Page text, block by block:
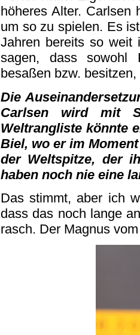
höheres Alter. Carlsen
um so zu spielen. Es
Jahren bereits so weit
sagen, dass sowohl
besaßen bzw.
Die
Carlsen wird mit
Weltrangliste könnte
Biel, wo er im
der Weltspitze, der
haben noch nie eine
Das stimmt, aber ich
dass das noch lange
rasch. Der Magnus